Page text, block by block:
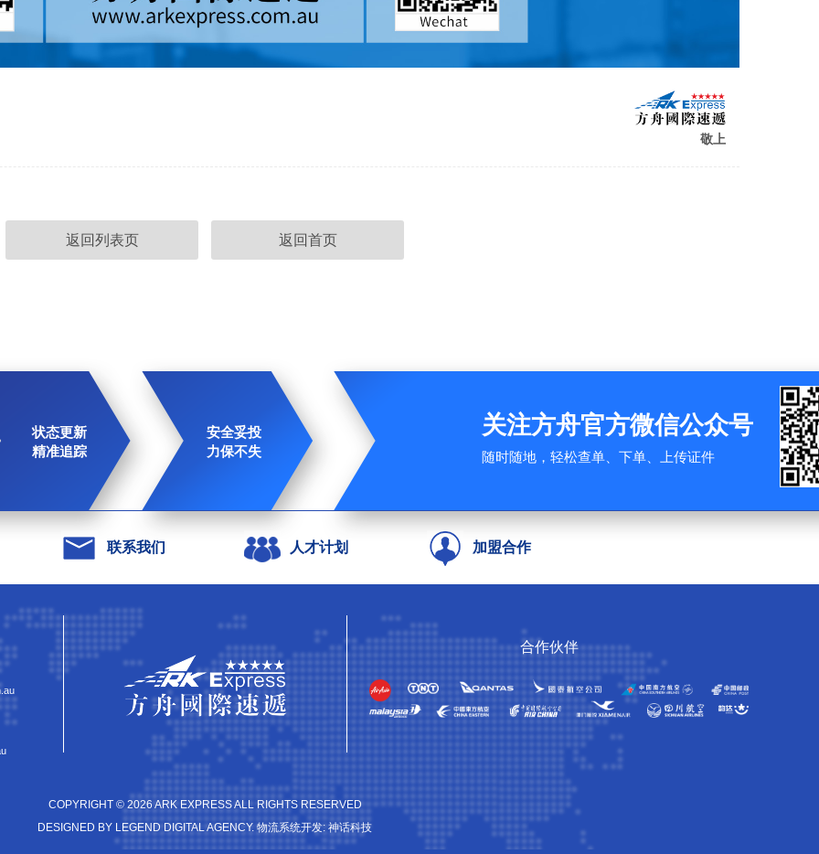
敬上
返回列表页 返回首页
状态更新
精准追踪
安全妥投
力保不失
关注方舟官方微信公众号
随时随地，轻松查单、下单、上传证件
联系我们 人才计划 加盟合作
合作伙伴
COPYRIGHT © 2026 ARK EXPRESS ALL RIGHTS RESERVED
DESIGNED BY LEGEND DIGITAL AGENCY. 物流系统开发: 神话科技